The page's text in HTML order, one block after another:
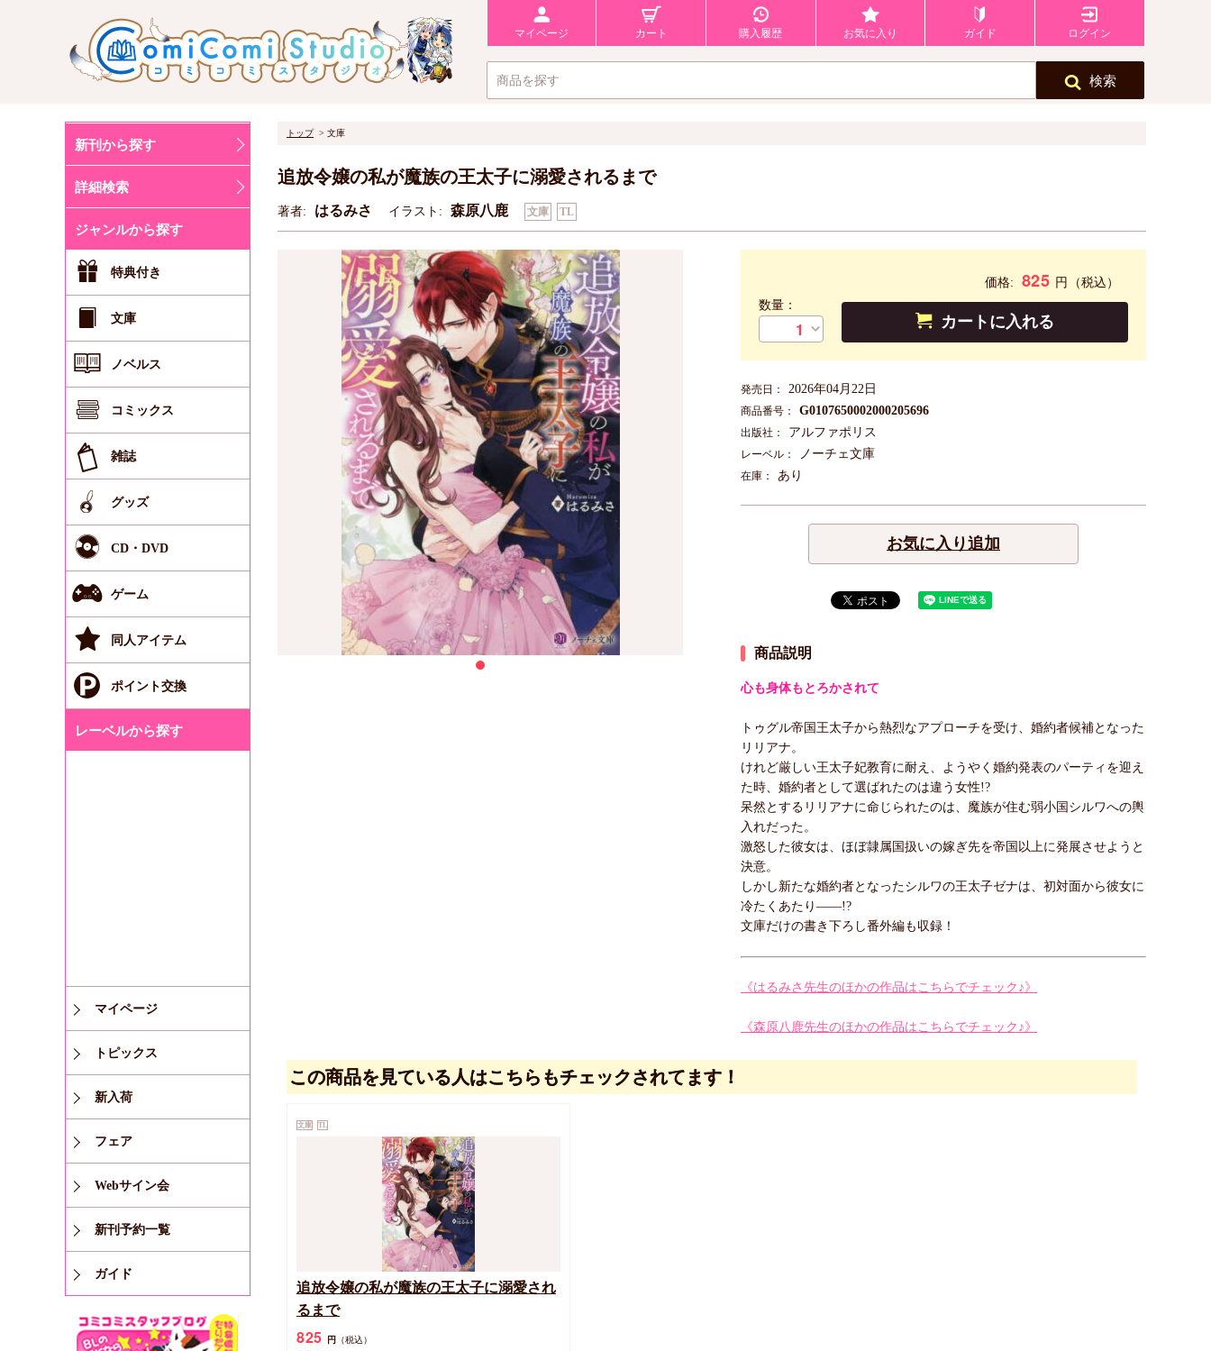
マイページ カート 購入履歴 お気に入り ガイド ログイン
検索
新刊から探す
詳細検索
ジャンルから探す
特典付き
文庫
ノベルス
コミックス
雑誌
グッズ
CD・DVD
ゲーム
同人アイテム
ポイント交換
レーベルから探す
マイページ
トピックス
新入荷
フェア
Webサイン会
新刊予約一覧
ガイド
トップ 文庫
追放令嬢の私が魔族の王太子に溺愛されるまで
著者: はるみさ イラスト: 森原八鹿 文庫 TL
価格: 825 円
（税込）
数量：
カートに入れる
発売日： 2026年04月22日
商品番号： G0107650002000205696
出版社： アルファポリス
レーベル： ノーチェ文庫
在庫： あり
お気に入り追加
商品説明
心も身体もとろかされて
トゥグル帝国王太子から熱烈なアプローチを受け、婚約者候補となった
リリアナ。
けれど厳しい王太子妃教育に耐え、ようやく婚約発表のパーティを迎え
た時、婚約者として選ばれたのは違う女性!?
呆然とするリリアナに命じられたのは、魔族が住む弱小国シルワへの輿
入れだった。
激怒した彼女は、ほぼ隷属国扱いの嫁ぎ先を帝国以上に発展させようと
決意。
しかし新たな婚約者となったシルワの王太子ゼナは、初対面から彼女に
冷たくあたり――!?
文庫だけの書き下ろし番外編も収録！
《はるみさ先生のほかの作品はこちらでチェック♪》
《森原八鹿先生のほかの作品はこちらでチェック♪》
この商品を見ている人はこちらもチェックされてます！
文庫 TL
追放令嬢の私が魔族の王太子に溺愛され
るまで
825 円 （税込）